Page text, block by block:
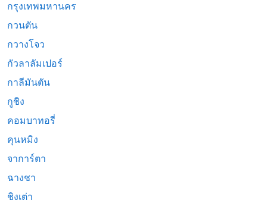
กรุงเทพมหานคร
กวนตัน
กวางโจว
กัวลาลัมเปอร์
กาลีมันตัน
กูชิง
คอมบาทอรี่
คุนหมิง
จาการ์ตา
ฉางชา
ชิงเต่า